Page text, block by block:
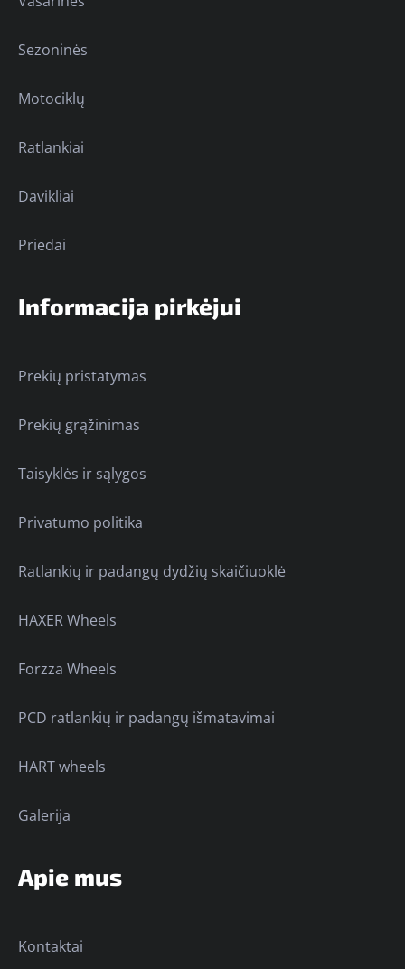
Sezoninės
Motociklų
Ratlankiai
Davikliai
Priedai
Informacija pirkėjui
Prekių pristatymas
Prekių grąžinimas
Taisyklės ir sąlygos
Privatumo politika
Ratlankių ir padangų dydžių skaičiuoklė
HAXER Wheels
Forzza Wheels
PCD ratlankių ir padangų išmatavimai
HART wheels
Galerija
Apie mus
Kontaktai